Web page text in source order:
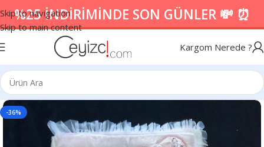
Skip to navigation
Skip to main content
%25 İNDİRİMİNDE SON GÜNLER 💸 ⏰
Kargom Nerede ?
-36%